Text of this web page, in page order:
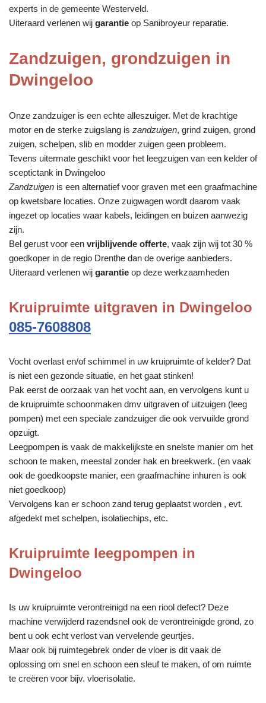
experts in de gemeente Westerveld.
Uiteraard verlenen wij garantie op Sanibroyeur reparatie.
Zandzuigen, grondzuigen in
Dwingeloo
Onze zandzuiger is een echte alleszuiger. Met de krachtige
motor en de sterke zuigslang is zandzuigen, grind zuigen, grond
zuigen, schelpen, slib en modder zuigen geen probleem.
Tevens uitermate geschikt voor het leegzuigen van een kelder of
sceptictank in Dwingeloo
Zandzuigen is een alternatief voor graven met een graafmachine
op kwetsbare locaties. Onze zuigwagen wordt daarom vaak
ingezet op locaties waar kabels, leidingen en buizen aanwezig
zijn.
Bel gerust voor een vrijblijvende offerte, vaak zijn wij tot 30 %
goedkoper in de regio Drenthe dan de overige aanbieders.
Uiteraard verlenen wij garantie op deze werkzaamheden
Kruipruimte uitgraven in Dwingeloo
085-7608808
Vocht overlast en/of schimmel in uw kruipruimte of kelder? Dat
is niet een gezonde situatie, en het gaat stinken!
Pak eerst de oorzaak van het vocht aan, en vervolgens kunt u
de kruipruimte schoonmaken dmv uitgraven of uitzuigen (leeg
pompen) met een speciale zandzuiger die ook vervuilde grond
opzuigt.
Leegpompen is vaak de makkelijkste en snelste manier om het
schoon te maken, meestal zonder hak en breekwerk. (en vaak
ook de goedkoopste manier, een graafmachine inhuren is ook
niet goedkoop)
Vervolgens kan er schoon zand terug geplaatst worden , evt.
afgedekt met schelpen, isolatiechips, etc.
Kruipruimte leegpompen in
Dwingeloo
Is uw kruipruimte verontreinigd na een riool defect? Deze
machine verwijderd razendsnel ook de verontreinigde grond, zo
bent u ook echt verlost van vervelende geurtjes.
Maar ook bij ruimtegebrek onder de vloer is dit vaak de
oplossing om snel en schoon een sleuf te maken, of om ruimte
te creëren voor bijv. vloerisolatie.